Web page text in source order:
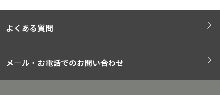
よくある質問
メール・お電話でのお問い合わせ